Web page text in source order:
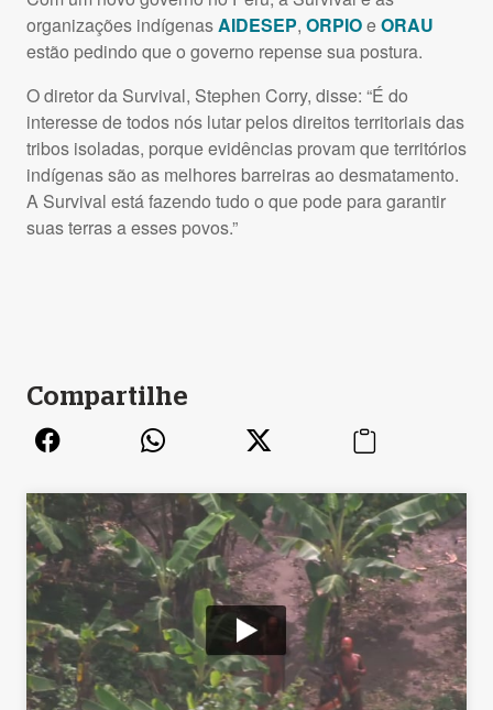
organizações indígenasAIDESEP, ORPIOeORAU
estão pedindo que o governo repense sua postura.
O diretor da Survival, Stephen Corry, disse: “É do
interesse de todos nós lutar pelos direitos territoriais das
tribos isoladas, porque evidências provam que territórios
indígenas são as melhores barreiras ao desmatamento.
A Survival está fazendo tudo o que pode para garantir
suas terras a esses povos.”
Compartilhe